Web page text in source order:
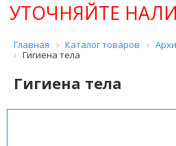
УТОЧНЯЙТЕ
Главная Каталог товаров
Гигиена тела
Гигиена тела